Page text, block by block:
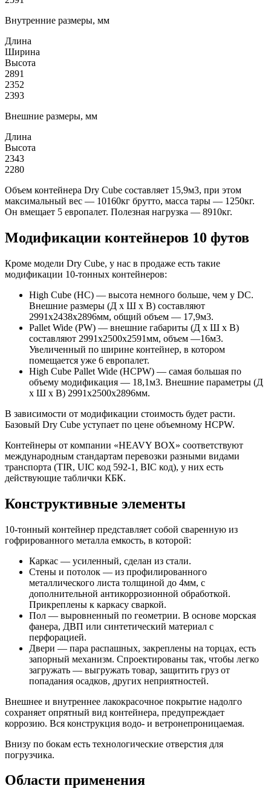
Внутренние размеры, мм
Длина
Ширина
Высота
2891
2352
2393
Внешние размеры, мм
Длина
Высота
2343
2280
Объем контейнера Dry Cube составляет 15,9м3, при этом
максимальный вес — 10160кг брутто, масса тары — 1250кг.
Он вмещает 5 европалет. Полезная нагрузка — 8910кг.
Модификации контейнеров 10 футов
Кроме модели Dry Cube, у нас в продаже есть такие
модификации 10-тонных контейнеров:
High Cube (HC) — высота немного больше, чем у DC.
Внешние размеры (Д х Ш х В) составляют
2991х2438х2896мм, общий объем — 17,9м3.
Pallet Wide (PW) — внешние габариты (Д х Ш х В)
составляют 2991х2500х2591мм, объем —16м3.
Увеличенный по ширине контейнер, в котором
помещается уже 6 европалет.
High Cube Pallet Wide (HCPW) — самая большая по
объему модификация — 18,1м3. Внешние параметры (Д
х Ш х В) 2991х2500х2896мм.
В зависимости от модификации стоимость будет расти.
Базовый Dry Cube уступает по цене объемному HCPW.
Контейнеры от компании «HEAVY BOX» соответствуют
международным стандартам перевозки разными видами
транспорта (TIR, UIC код 592-1, BIC код), у них есть
действующие таблички КБК.
Конструктивные элементы
10-тонный контейнер представляет собой сваренную из
гофрированного металла емкость, в которой:
Каркас — усиленный, сделан из стали.
Стены и потолок — из профилированного
металлического листа толщиной до 4мм, с
дополнительной антикоррозионной обработкой.
Прикреплены к каркасу сваркой.
Пол — выровненный по геометрии. В основе морская
фанера, ДВП или синтетический материал с
перфорацией.
Двери — пара распашных, закреплены на торцах, есть
запорный механизм. Спроектированы так, чтобы легко
загружать — выгружать товар, защитить груз от
попадания осадков, других неприятностей.
Внешнее и внутреннее лакокрасочное покрытие надолго
сохраняет опрятный вид контейнера, предупреждает
коррозию. Вся конструкция водо- и ветронепроницаемая.
Внизу по бокам есть технологические отверстия для
погрузчика.
Области применения